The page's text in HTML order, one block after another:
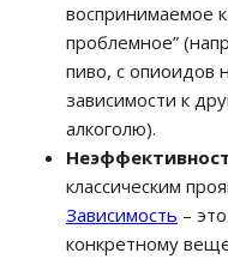
воспринимаемое
проблемное”
пиво, с опиоидов
зависимости к
алкоголю).
классическим
Зависимость –
конкретному